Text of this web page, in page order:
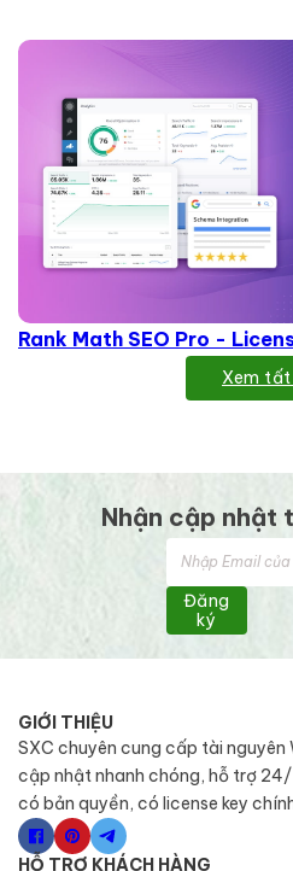
Rank Math SEO Pro -
Xem
Nhận cập nhật
Đăng
ký
GIỚI THIỆU
SXC chuyên cung cấp tài nguyên
cập nhật nhanh chóng, hỗ trợ
có bản quyền, có license key
HỖ TRỢ KHÁCH HÀNG